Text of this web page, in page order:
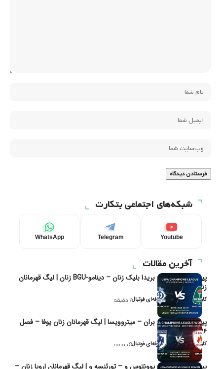
شبکه‌های اجتماعی بتکارت
Youtube
Telegram
WhatsApp
آخرین مقالات
پیش‌بینی و تحلیل بریدا بلیک زنان – دینامو-BGU زنان | لیگ قهرمانان
زنان یوفا
کاوه نیک‌فر، تحلیل‌گر حرفه‌ای فوتبال7 دقیقه
پیش‌بینی و تحلیل بران – میتروویسا | لیگ قهرمانان زنان یوفا – فصل
۲۰۲۶
کاوه نیک‌فر، تحلیل‌گر حرفه‌ای فوتبال8 دقیقه
پیش‌بینی و تحلیل یوونتوس و – تورئنسه و | لیگ قهرمانان اروپا زنان –